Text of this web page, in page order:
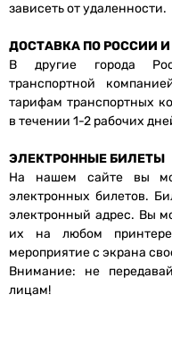
зависеть от удаленности.
ДОСТАВКА ПО РОССИИ И
В другие города
транспортной
тарифам транспортных
в течении 1-2 рабочих
ЭЛЕКТРОННЫЕ БИЛЕТЫ
На нашем сайте вы
электронных билетов.
электронный адрес. Вы
их на любом
мероприятие с экрана
Внимание: не
лицам!